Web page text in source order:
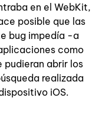
en el WebKit,
posible que las
bug impedía -a
como
abrir los
realizada
iOS.